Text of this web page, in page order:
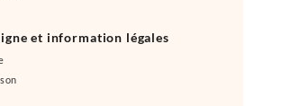
et information légales